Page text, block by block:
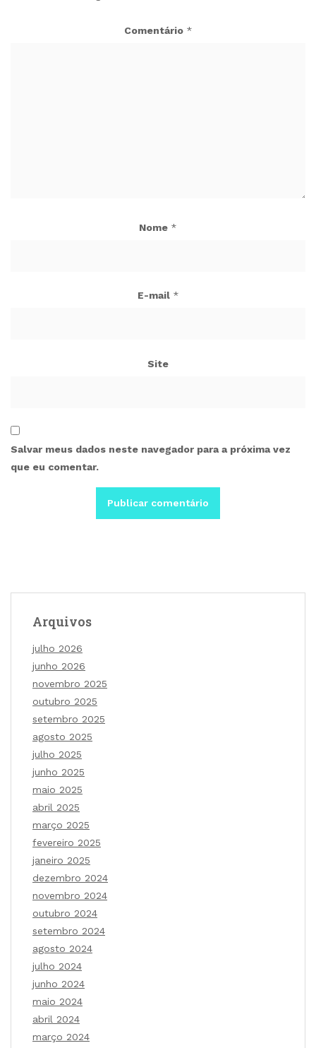
Comentário *
Nome *
E-mail *
Site
Salvar meus dados neste navegador para a próxima vez
que eu comentar.
Arquivos
julho 2026
junho 2026
novembro 2025
outubro 2025
setembro 2025
agosto 2025
julho 2025
junho 2025
maio 2025
abril 2025
março 2025
fevereiro 2025
janeiro 2025
dezembro 2024
novembro 2024
outubro 2024
setembro 2024
agosto 2024
julho 2024
junho 2024
maio 2024
abril 2024
março 2024